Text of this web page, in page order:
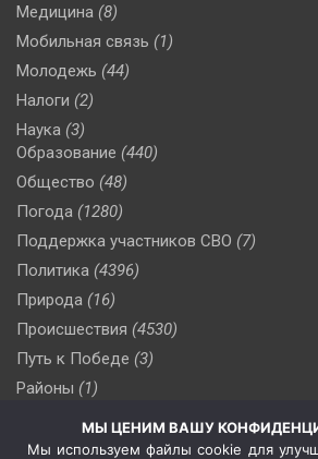
Медицина (8)
Мобильная связь (1)
Молодежь (44)
Налоги (2)
Наука (3)
Образование (440)
Общество (48)
Погода (1280)
Поддержка участников СВО (7)
Политика (4396)
Природа (16)
Происшествия (4530)
Путь к Победе (3)
Районы (1)
Сельское хозяйство (3)
МЫ ЦЕНИМ ВАШУ
Мы используем файлы cookie для